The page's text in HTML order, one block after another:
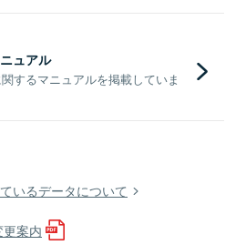
ュアル
するマニュアルを掲載していま
いるデータについて
案内